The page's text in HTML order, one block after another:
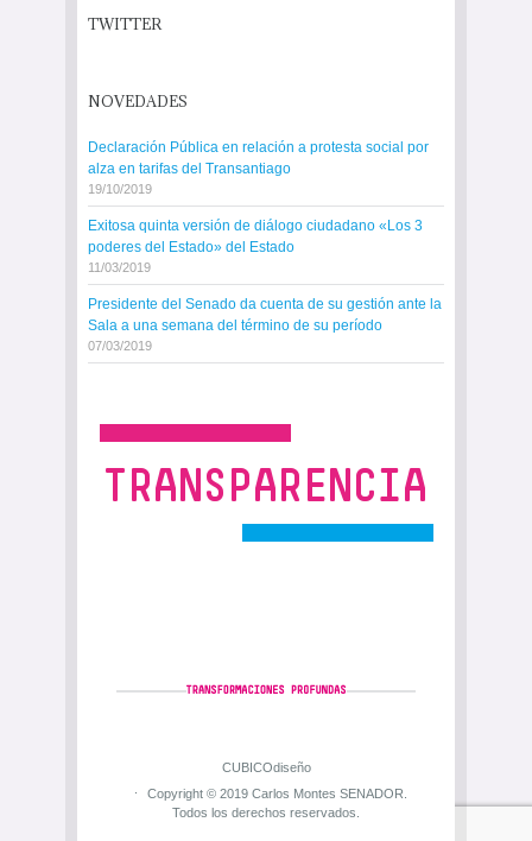
TWITTER
NOVEDADES
Declaración Pública en relación a protesta social por
alza en tarifas del Transantiago
19/10/2019
Exitosa quinta versión de diálogo ciudadano «Los 3
poderes del Estado» del Estado
11/03/2019
Presidente del Senado da cuenta de su gestión ante la
Sala a una semana del término de su período
07/03/2019
CUBICOdiseño
Copyright © 2019 Carlos Montes SENADOR.
Todos los derechos reservados.